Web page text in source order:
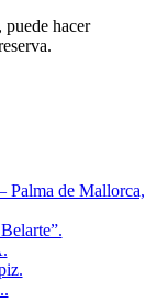
hacer
de Mallorca,